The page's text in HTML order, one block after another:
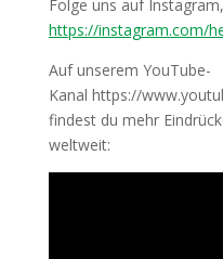
Folge uns auf
https://instagram.com/
Auf unserem YouTube-
Kanal https://
findest du mehr
weltweit: